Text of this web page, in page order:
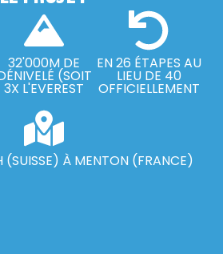
32'000M DE
(SOIT
3X L'EVEREST
EN 26 ÉTAPES AU
LIEU DE 40
OFFICIELLEMENT
(SUISSE) À MENTON (FRANCE)